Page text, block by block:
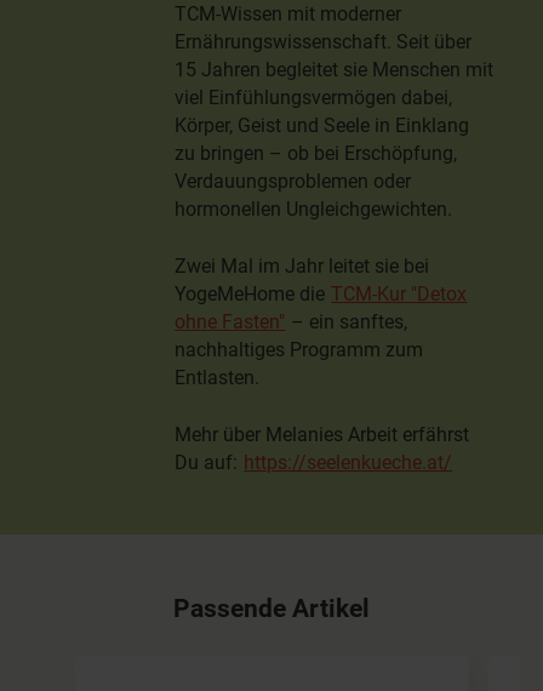
TCM-Wissen mit moderner
Ernährungswissenschaft. Seit über
15 Jahren begleitet sie Menschen mit
viel Einfühlungsvermögen dabei,
Körper, Geist und Seele in Einklang
zu bringen – ob bei Erschöpfung,
Verdauungsproblemen oder
hormonellen Ungleichgewichten.
Zwei Mal im Jahr leitet sie bei
YogeMeHome die TCM-Kur "Detox
ohne Fasten" – ein sanftes,
nachhaltiges Programm zum
Entlasten.
Mehr über Melanies Arbeit erfährst
Du auf: https://seelenkueche.at/
Passende Artikel